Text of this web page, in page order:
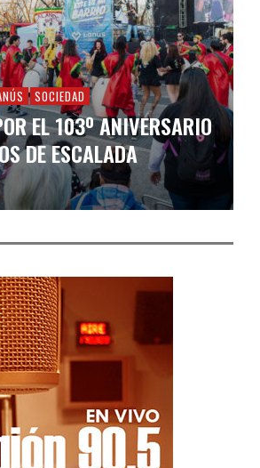
SOCIEDAD
EL 103º ANIVERSARIO
DE ESCALADA